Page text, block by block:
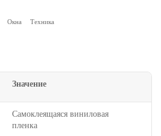
Окна Техника
Значение
Самоклеящаяся виниловая
пленка